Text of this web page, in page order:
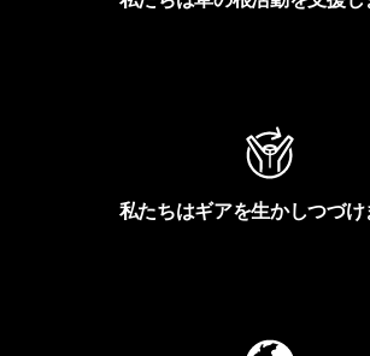
私たちはギアを生かしつづけ